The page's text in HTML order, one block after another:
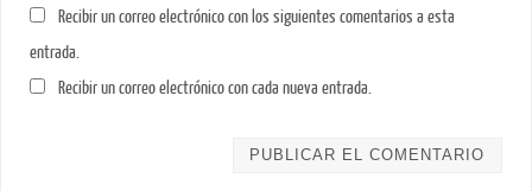
Recibir un correo electrónico con los siguientes comentarios a esta
entrada.
Recibir un correo electrónico con cada nueva entrada.